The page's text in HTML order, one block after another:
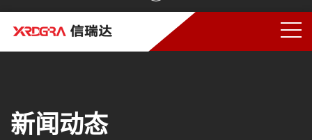
新闻动态